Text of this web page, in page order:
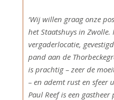
‘Wij willen graag onze
het Staatshuys in Zwolle.
vergaderlocatie,
pand aan de
is prachtig – zeer de
– en ademt rust en sfeer
Paul Reef is een